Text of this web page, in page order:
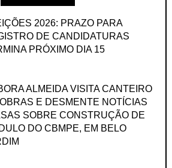
2026: PRAZO PARA
DE CANDIDATURAS
PRÓXIMO DIA 15
ALMEIDA VISITA CANTEIRO
E DESMENTE NOTÍCIAS
SOBRE CONSTRUÇÃO DE
DO CBMPE, EM BELO